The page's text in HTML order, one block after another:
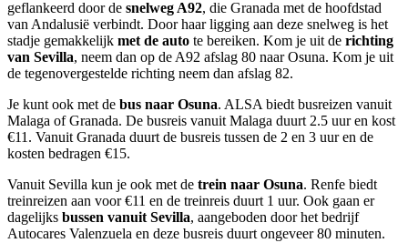
geflankeerd door de snelweg A92, die Granada met de hoofdstad
van Andalusië verbindt. Door haar ligging aan deze snelweg is het
stadje gemakkelijk met de auto te bereiken. Kom je uit de richting
van Sevilla, neem dan op de A92 afslag 80 naar Osuna. Kom je uit
de tegenovergestelde richting neem dan afslag 82.
Je kunt ook met de bus naar Osuna. ALSA biedt busreizen vanuit
Malaga of Granada. De busreis vanuit Malaga duurt 2.5 uur en kost
€11. Vanuit Granada duurt de busreis tussen de 2 en 3 uur en de
kosten bedragen €15.
Vanuit Sevilla kun je ook met de trein naar Osuna. Renfe biedt
treinreizen aan voor €11 en de treinreis duurt 1 uur. Ook gaan er
dagelijks bussen vanuit Sevilla, aangeboden door het bedrijf
Autocares Valenzuela en deze busreis duurt ongeveer 80 minuten.